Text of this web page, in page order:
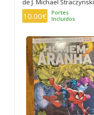
de J. Michael Straczynski
10.00€
Portes
Incluídos